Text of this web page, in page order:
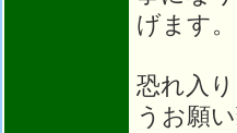
げます。
恐れ入
うお願